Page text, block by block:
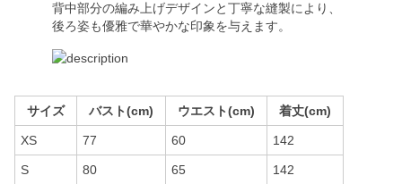
背中部分の編み上げデザインと丁寧な縫製により、
後ろ姿も優雅で華やかな印象を与えます。
サイズ バスト(cm) ウエスト(cm) 着丈(cm)
XS 77 60 142
S 80 65 142